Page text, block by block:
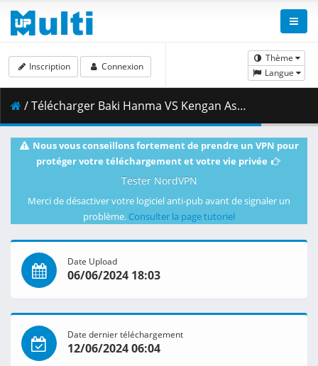
Thème
Langue
Inscription Connexion
/ Télécharger Baki Hanma VS Kengan Ashura - MULTi 1080p WEB H.264 -NanDesuKa (NF).mkv.007 ( 467.14 MB )
Nous vous conseillons fortement de prendre un VPN pour
protéger votre téléchargement et votre vie privée
Tester NordVPN
Merci de désactiver votre logiciel anti-pub avant de signaler un
problème. Consulter la page tutoriel
Date Upload
06/06/2024 18:03
Date dernier téléchargement
12/06/2024 06:04